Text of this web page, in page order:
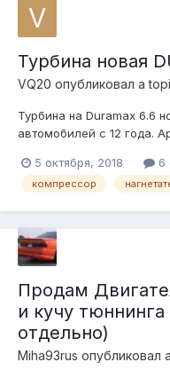
Турбина новая
VQ20 опубликовал a
Турбина на Duramax 6.6
автомобилей с 12 года.
5 октября, 2018
6
компрессор
Продам
и кучу
отдельно)
Miha93rus опубликовал